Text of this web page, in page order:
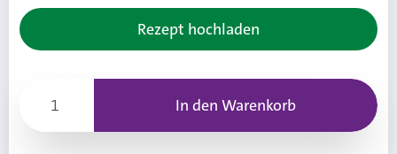
Rezept hochladen
In den Warenkorb